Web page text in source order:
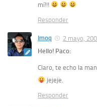
mí!!!
Responder
Imoq
2 mayo,
Hello! Paco:
Claro, te echo la
jejeje.
Responder